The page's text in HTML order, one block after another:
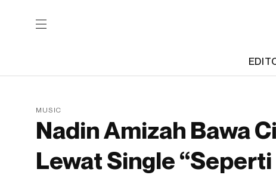
MUSIC
Nadin Amizah Bawa
Lewat Single